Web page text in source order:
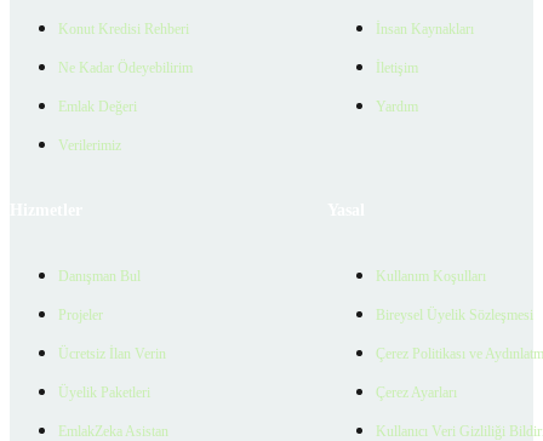
Konut Kredisi Rehberi
Ne Kadar Ödeyebilirim
Emlak Değeri
Verilerimiz
İnsan Kaynakları
İletişim
Yardım
Danışman Bul
Projeler
Ücretsiz İlan Verin
Üyelik Paketleri
EmlakZeka Asistan
Kullanım Koşulları
Bireysel Üyelik Sözleşmesi
Çerez Politikası ve
Çerez Ayarları
Kullanıcı Veri Gizliliği